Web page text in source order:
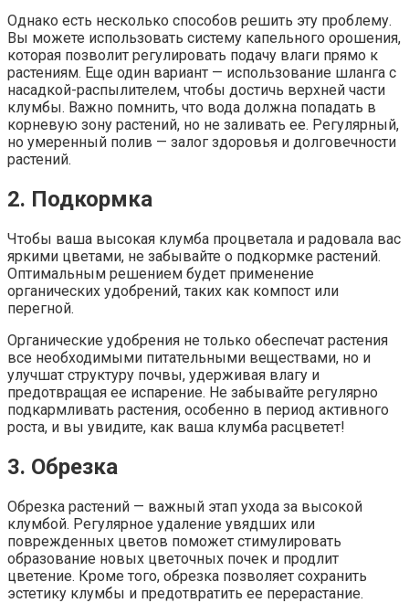
Однако есть несколько способов решить эту проблему.
Вы можете использовать систему капельного орошения,
которая позволит регулировать подачу влаги прямо к
растениям. Еще один вариант — использование шланга с
насадкой-распылителем, чтобы достичь верхней части
клумбы. Важно помнить, что вода должна попадать в
корневую зону растений, но не заливать ее. Регулярный,
но умеренный полив — залог здоровья и долговечности
растений.
2. Подкормка
Чтобы ваша высокая клумба процветала и радовала вас
яркими цветами, не забывайте о подкормке растений.
Оптимальным решением будет применение
органических удобрений, таких как компост или
перегной.
Органические удобрения не только обеспечат растения
все необходимыми питательными веществами, но и
улучшат структуру почвы, удерживая влагу и
предотвращая ее испарение. Не забывайте регулярно
подкармливать растения, особенно в период активного
роста, и вы увидите, как ваша клумба расцветет!
3. Обрезка
Обрезка растений — важный этап ухода за высокой
клумбой. Регулярное удаление увядших или
поврежденных цветов поможет стимулировать
образование новых цветочных почек и продлит
цветение. Кроме того, обрезка позволяет сохранить
эстетику клумбы и предотвратить ее перерастание.